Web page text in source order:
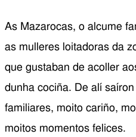
As Mazarocas, o alcume
as mulleres loitadoras da
que gustaban de acoller
dunha cociña. De alí
familiares, moito cariño,
moitos momentos felices.